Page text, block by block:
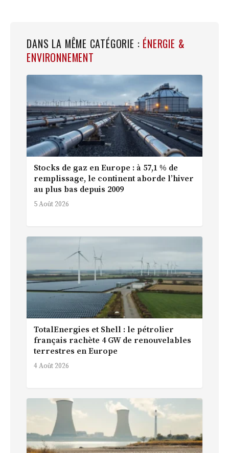
DANS LA MÊME CATÉGORIE : ÉNERGIE &
ENVIRONNEMENT
Stocks de gaz en Europe : à 57,1 % de
remplissage, le continent aborde l’hiver
au plus bas depuis 2009
5 Août 2026
TotalEnergies et Shell : le pétrolier
français rachète 4 GW de renouvelables
terrestres en Europe
4 Août 2026